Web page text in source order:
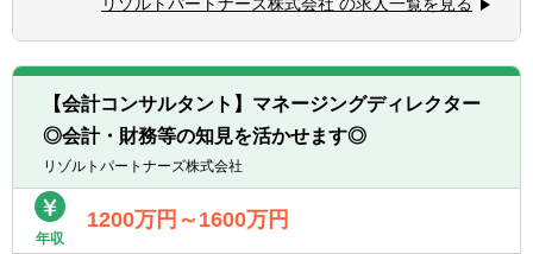
あると自負
■経験豊富なメンバーによる充実したサポー
ト体制
- 各領域で実務経験豊富なメンバーによる案
件サポート体制
- 経験豊富なメンバーがフォローする体制に
より、初めての業務でも不安なくチャレンジ
可能
- 書籍購入支援や研修参加等、キャリアアッ
■会計や財務領域でキャリアを積みたい方
■当事者意識を持ち、業務の枠に囚われず能
動的に行動できる方
■常にクライアントにとってのベストを考え
行動できる方
心
- PMI（M&A後の統合計画策定支援、管理体
制構築支援等）
■IPO支援
- 上場準備関連書類作成支援
- 社内規程の整備支援 等
■内部統制・ガバナンス構築支援
■CFO/管理部長代行支援
【会計コンサルタント】マネージングディレクター
◎会計・財務等の知見を活かせます◎
リゾルトパートナーズ株式会社
年収
1200万円～1600万円